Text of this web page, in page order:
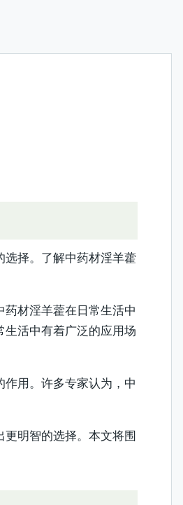
选择。了解中药材淫羊藿
材淫羊藿在日常生活中
活中有着广泛的应用场
用。许多专家认为，中
明智的选择。本文将围